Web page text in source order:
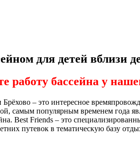
для детей вблизи
работу бассейна у
– это интересное
самым популярным временем года
Best Friends – это
путевок в тематическую базу